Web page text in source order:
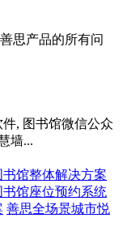
思产品的所有问
, 图书馆微信公众
墙...
书馆整体解决方案
书馆座位预约系统
善思全场景城市悦